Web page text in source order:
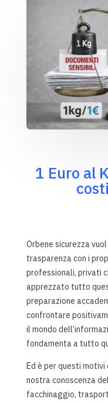
1 Euro al
Orbene sicurezza
trasparenza con i
professionali, privati
apprezzato tutto
preparazione
confrontare
il mondo
fondamenta a tutto
Ed è per questi
nostra conoscenza
facchinaggio,